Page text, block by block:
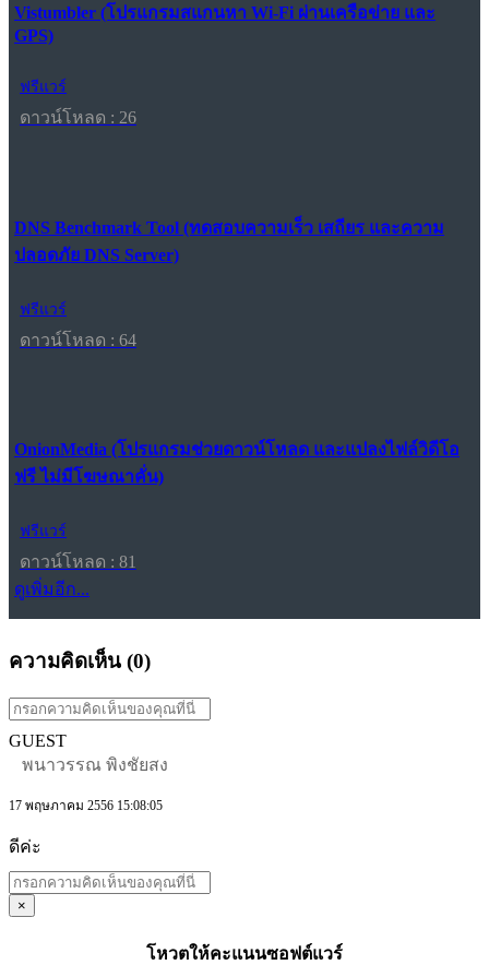
Vistumbler (โปรแกรมสแกนหา Wi-Fi ผ่านเครือข่าย และ
GPS)
ฟรีแวร์
ดาวน์โหลด : 26
DNS Benchmark Tool (ทดสอบความเร็ว เสถียร และความ
ปลอดภัย DNS Server)
ฟรีแวร์
ดาวน์โหลด : 64
OnionMedia (โปรแกรมช่วยดาวน์โหลด และแปลงไฟล์วิดีโอ
ฟรี ไม่มีโฆษณาคั่น)
ฟรีแวร์
ดาวน์โหลด : 81
ดูเพิ่มอีก...
ความคิดเห็น (0)
GUEST
พนาวรรณ พิงชัยสง
17 พฤษภาคม 2556 15:08:05
ดีค่ะ
×
โหวตให้คะแนนซอฟต์แวร์